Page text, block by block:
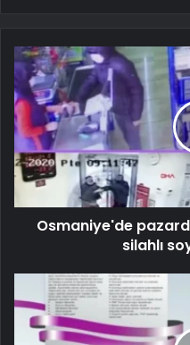
Osmaniye'de
silahlı